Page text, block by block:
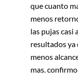
que cuanto
menos
las pujas casi
resultados ya
menos
mas.